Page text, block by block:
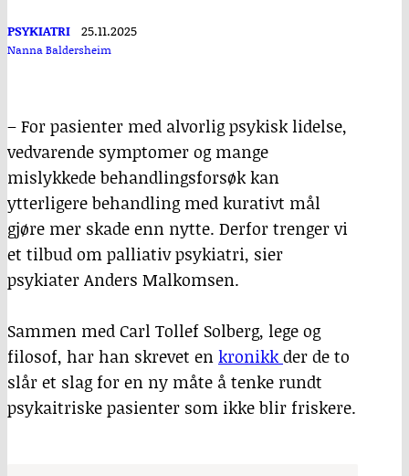
PSYKIATRI 25.11.2025
Nanna Baldersheim
– For pasienter med alvorlig psykisk lidelse,
vedvarende symptomer og mange
mislykkede behandlingsforsøk kan
ytterligere behandling med kurativt mål
gjøre mer skade enn nytte. Derfor trenger vi
et tilbud om palliativ psykiatri, sier
psykiater Anders Malkomsen.
Sammen med Carl Tollef Solberg, lege og
filosof, har han skrevet enkronikkder de to
slår et slag for en ny måte å tenke rundt
psykaitriske pasienter som ikke blir friskere.